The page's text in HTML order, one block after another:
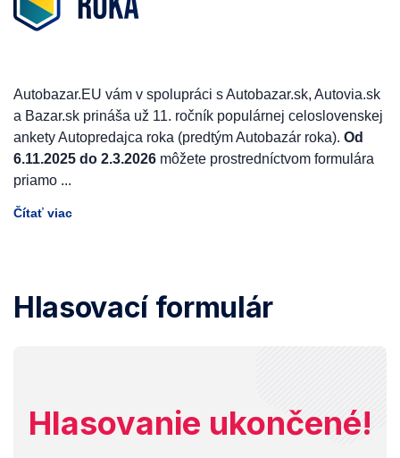
Autobazar.EU vám v spolupráci s Autobazar.sk, Autovia.sk
a Bazar.sk prináša už 11. ročník populárnej celoslovenskej
ankety Autopredajca roka (predtým Autobazár roka). Od
6.11.2025 do 2.3.2026 môžete prostredníctvom formulára
priamo ...
Čítať viac
Hlasovací formulár
Hlasovanie ukončené!